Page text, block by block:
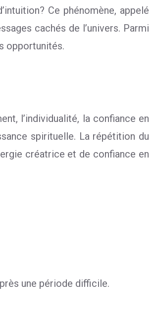
Ce phénomène, appelé
cachés de l’univers. Parmi
opportunités.
l’individualité, la confiance en
spirituelle. La répétition du
créatrice et de confiance en
une période difficile.